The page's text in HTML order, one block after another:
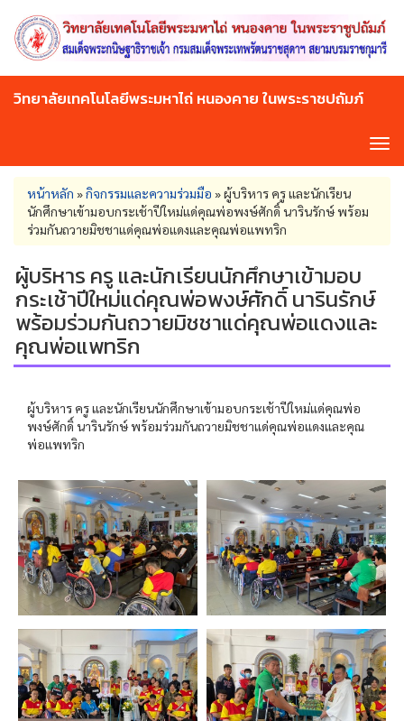
main
content
วิทยาลัยเทคโนโลยีพระมหาไถ่ หนองคาย ในพระราชปถัมภ์
You
are
here
หน้าหลัก »กิจกรรมและความร่วมมือ »ผู้บริหาร ครู และนักเรียน
นักศึกษาเข้ามอบกระเช้าปีใหม่แด่คุณพ่อพงษ์ศักดิ์ นารินรักษ์ พร้อม
ร่วมกันถวายมิชชาแด่คุณพ่อแดงและคุณพ่อแพทริก
ผู้บริหาร ครู และนักเรียนนักศึกษาเข้ามอบ
กระเช้าปีใหม่แด่คุณพ่อพงษ์ศักดิ์ นารินรักษ์
พร้อมร่วมกันถวายมิชชาแด่คุณพ่อแดงและ
คุณพ่อแพทริก
ผู้บริหาร ครู และนักเรียนนักศึกษาเข้ามอบกระเช้าปีใหม่แด่คุณพ่อ
พงษ์ศักดิ์ นารินรักษ์ พร้อมร่วมกันถวายมิชชาแด่คุณพ่อแดงและคุณ
พ่อแพทริก